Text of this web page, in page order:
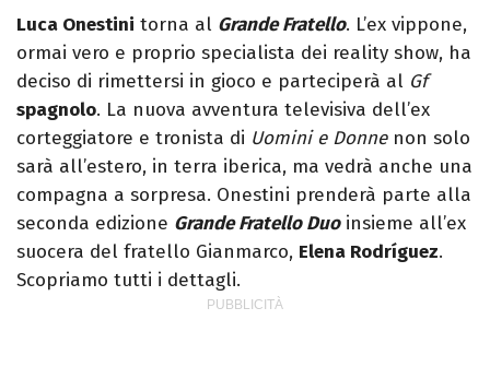
Pixar).
Luca Onestini torna al Grande Fratello. L’ex vippone,
ormai vero e proprio specialista dei reality show, ha
deciso di rimettersi in gioco e parteciperà al Gf
spagnolo. La nuova avventura televisiva dell’ex
corteggiatore e tronista di Uomini e Donnenon solo
sarà all’estero, in terra iberica, ma vedrà anche una
compagna a sorpresa. Onestini prenderà parte alla
seconda edizione Grande Fratello Duoinsieme all’ex
suocera del fratello Gianmarco, Elena Rodríguez.
Scopriamo tutti i dettagli.